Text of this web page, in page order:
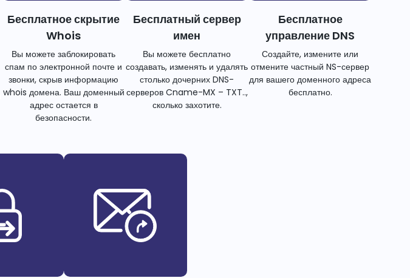
Бесплатное скрытие
Whois
Вы можете заблокировать
спам по электронной почте и
звонки, скрыв информацию
whois домена. Ваш доменный
адрес остается в
безопасности.
Бесплатный сервер
имен
Вы можете бесплатно
создавать, изменять и удалять
столько дочерних DNS-
серверов Cname-MX – TXT..,
сколько захотите.
Бесплатное
управление DNS
Создайте, измените или
отмените частный NS-сервер
для вашего доменного адреса
бесплатно.